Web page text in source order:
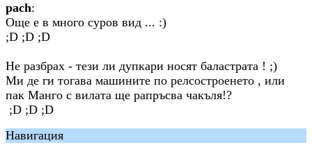
pach:
Още е в много суров вид ... :)
;D ;D ;D
Не разбрах - тези ли дупкари носят баластрата ! ;)
Ми де ги тогава машините по релсостроенето , или
пак Манго с вилата ще рапръсва чакъля!?
;D ;D ;D
Навигация